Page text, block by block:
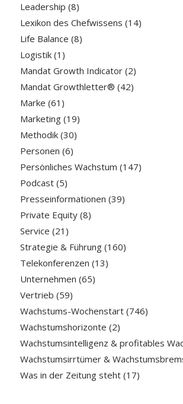
Leadership (8)
Lexikon des Chefwissens (14)
Life Balance (8)
Logistik(1)
Mandat Growth Indicator(2)
Mandat Growthletter® (42)
Marke (61)
Marketing(19)
Methodik(30)
Personen (6)
Persönliches Wachstum (147)
Podcast(5)
Presseinformationen (39)
Private Equity(8)
Service (21)
Strategie & Führung(160)
Telekonferenzen (13)
Unternehmen (65)
Vertrieb (59)
Wachstums-Wochenstart(746)
Wachstumshorizonte (2)
Wachstumsintelligenz & profitables
Wachstumsirrtümer &
Was in der Zeitung steht(17)